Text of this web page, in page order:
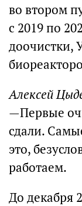
во втором
с 2019 по
доочистки,
Алексей
—Первые
сдали.
это,
работаем.
До декабря